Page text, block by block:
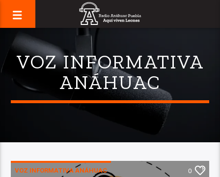
VOZ INFORMATIVA
ANÁHUAC
VOZ INFORMATIVA ANÁHUAC 0